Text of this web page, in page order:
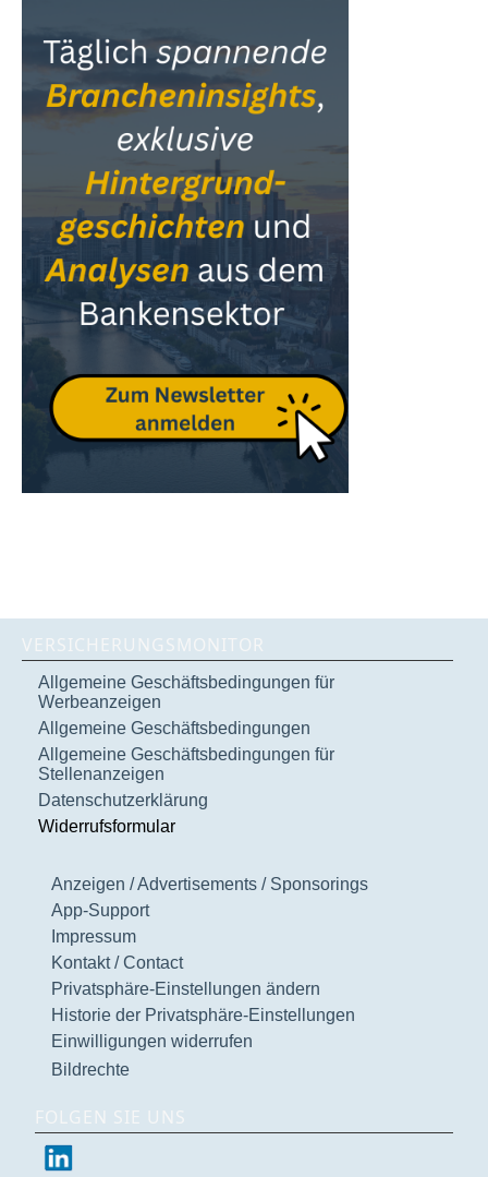
VERSICHERUNGSMONITOR
Allgemeine Geschäftsbedingungen für
Werbeanzeigen
Allgemeine Geschäftsbedingungen
Allgemeine Geschäftsbedingungen für
Stellenanzeigen
Datenschutzerklärung
Widerrufsformular
Anzeigen / Advertisements / Sponsorings
App-Support
Impressum
Kontakt / Contact
Privatsphäre-Einstellungen ändern
Historie der Privatsphäre-Einstellungen
Einwilligungen widerrufen
Bildrechte
FOLGEN SIE UNS